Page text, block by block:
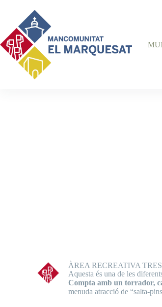
ÀREA RECREATIVA
Aquesta és una de les
Compta amb un torrador,
menuda atracció de “salta-